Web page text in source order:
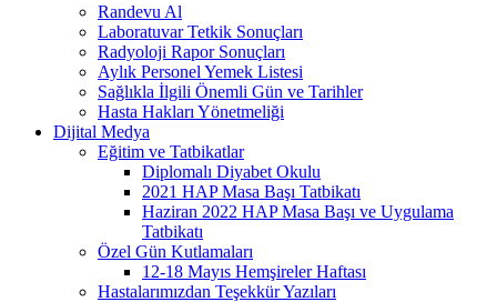
Randevu Al
Laboratuvar Tetkik Sonuçları
Radyoloji Rapor Sonuçları
Aylık Personel Yemek Listesi
Sağlıkla İlgili Önemli Gün ve Tarihler
Hasta Hakları Yönetmeliği
Dijital Medya
Eğitim ve Tatbikatlar
Diplomalı Diyabet Okulu
2021 HAP Masa Başı Tatbikatı
Haziran 2022 HAP Masa Başı ve Uygulama
Tatbikatı
Özel Gün Kutlamaları
12-18 Mayıs Hemşireler Haftası
Hastalarımızdan Teşekkür Yazıları